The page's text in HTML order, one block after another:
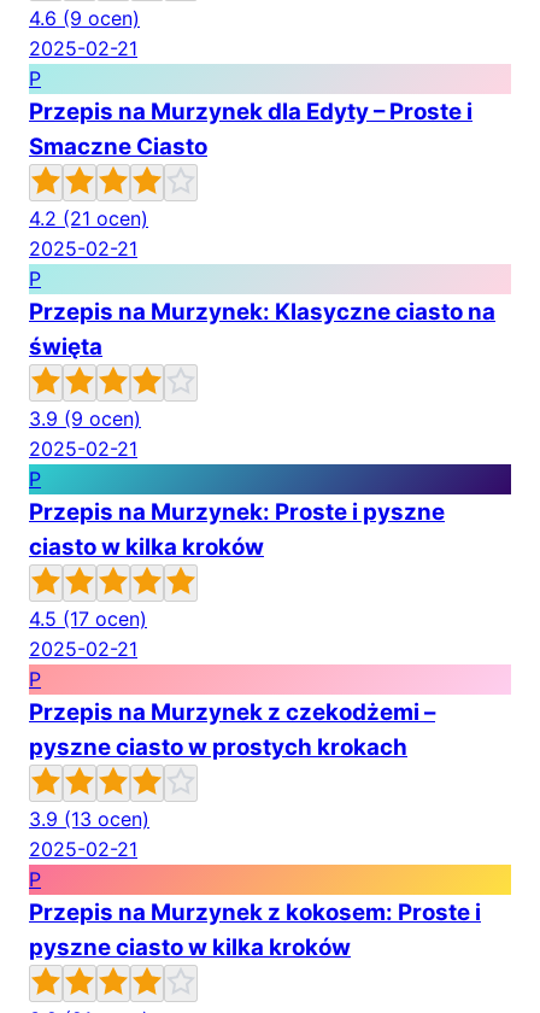
4.6 (9 ocen)
2025-02-21
P
Przepis na Murzynek dla Edyty – Proste i
Smaczne Ciasto
4.2 (21 ocen)
2025-02-21
P
Przepis na Murzynek: Klasyczne ciasto na
święta
3.9 (9 ocen)
2025-02-21
P
Przepis na Murzynek: Proste i pyszne
ciasto w kilka kroków
4.5 (17 ocen)
2025-02-21
P
Przepis na Murzynek z czekodżemi –
pyszne ciasto w prostych krokach
3.9 (13 ocen)
2025-02-21
P
Przepis na Murzynek z kokosem: Proste i
pyszne ciasto w kilka kroków